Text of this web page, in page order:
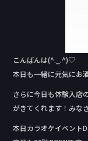
こんばんは(^._.^)♡
本日も一緒に元気にお
さらに今日も体験入店
がきてくれます！みな
本日カラオケイベント